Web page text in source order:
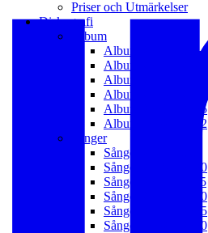
Priser och Utmärkelser
Diskografi
Album
Album 2021 – t.v.
Album 2016 – 2020
Album 2011 – 2015
Album 2006 – 2010
Album 2003 – 2005
Album 1992 – 2002
Sånger
Sånger 2021 – t.v.
Sånger 2016 – 2020
Sånger 2011 – 2015
Sånger 2006 – 2010
Sånger 2001 – 2005
Sånger 1992 – 2000